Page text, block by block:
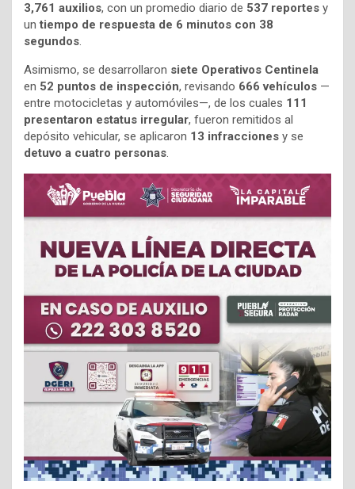
3,761 auxilios, con un promedio diario de 537 reportes y
untiempo de respuesta de 6 minutos con 38
segundos.
Asimismo, se desarrollaron siete Operativos Centinela
en 52 puntos de inspección, revisando 666 vehículos —
entre motocicletas y automóviles—, de los cuales 111
presentaron estatus irregular, fueron remitidos al
depósito vehicular, se aplicaron 13 infracciones y se
detuvo a cuatro personas.